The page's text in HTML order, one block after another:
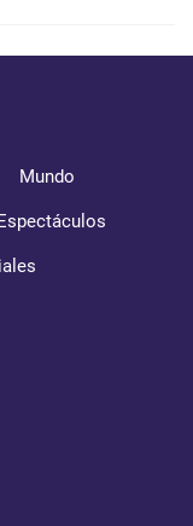
Mundo
Espectáculos